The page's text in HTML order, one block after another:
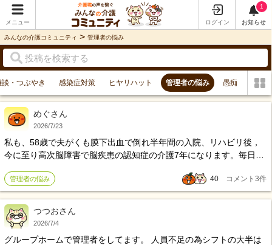
メニュー ログイン
1
お知らせ
みんなの介護コミュニティ > 管理者の悩み
談・つぶやき 感染症対策 ヒヤリハット 管理者の悩み 愚痴
めぐさん
2026/7/23
私も、58歳で夫がくも膜下出血で倒れ半年間の入院、リハビリ後，
今に至り高次脳障害で脳疾患の認知症の介護7年になります。毎日デ
すが介護の方仕事なので、色々な事が手に手を取る様に分かりま
す。ですが、一番のストレスは周りの仲間の、どこどこいった！友
達とランチした！等，そんな事ばっかり話してくる事なんです。私
には出来ない事ばっかりで、もうストレス満杯。同じ様な人と話が
したいです。
管理者の悩み 40 コメント 3件
つつおさん
2026/7/4
グループホームで管理者をしてます。 人員不足の為シフトの大半は